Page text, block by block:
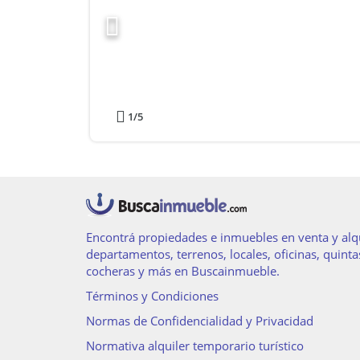
1/5
Encontrá propiedades e inmuebles en venta y
departamentos, terrenos, locales, oficinas,
cocheras y más en Buscainmueble.
Términos y Condiciones
Normas de Confidencialidad y Privacidad
Normativa alquiler temporario turístico